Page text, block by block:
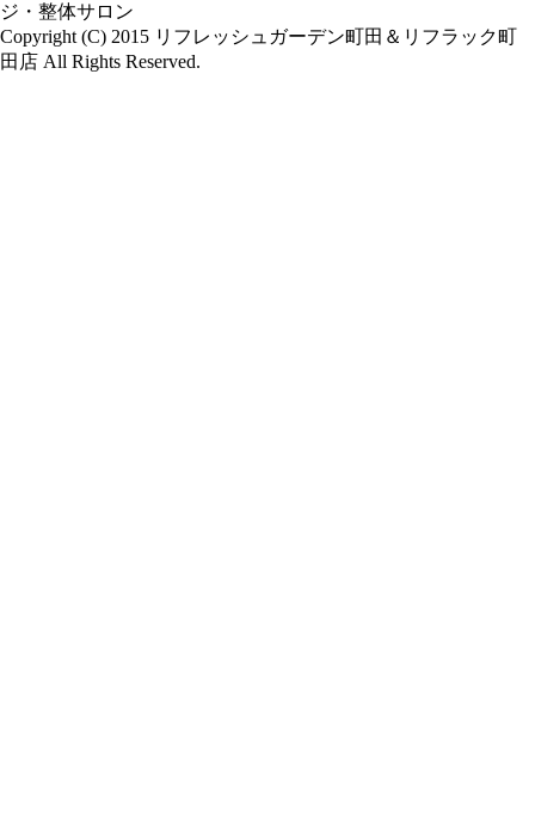
ジ・整体サロン
Copyright (C) 2015 リフレッシュガーデン町田＆リフラック町
田店 All Rights Reserved.